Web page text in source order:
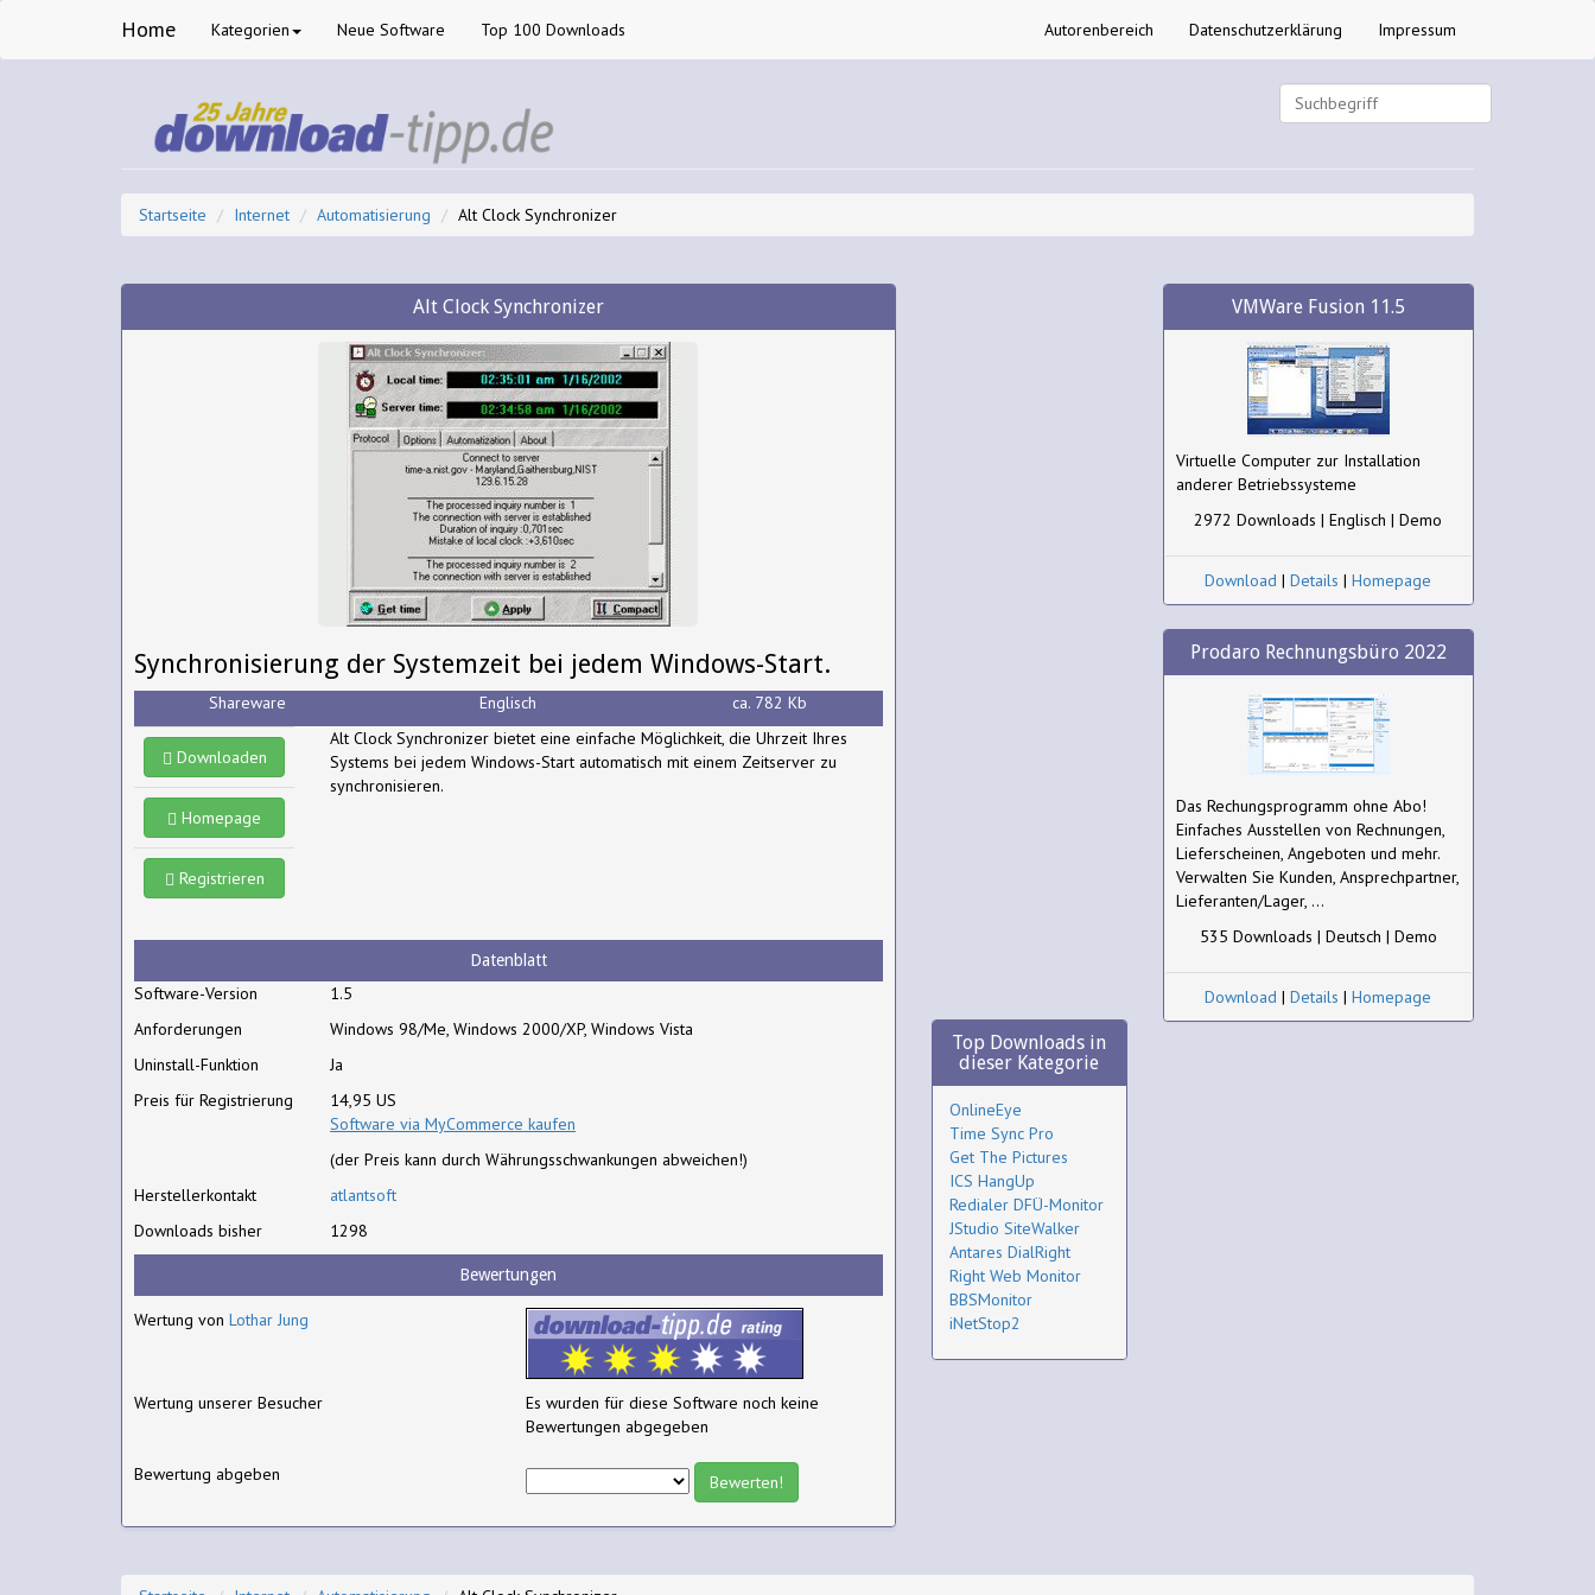
Home Kategorien Neue Software Top 100 Downloads Autorenbereich Datenschutzerklärung Impressum
Startseite Internet Automatisierung Alt Clock Synchronizer
Alt Clock Synchronizer
Synchronisierung der Systemzeit bei jedem Windows-Start.
Shareware Englisch ca. 782 Kb
Downloaden
Homepage
Registrieren
Alt Clock Synchronizer bietet eine einfache Möglichkeit, die Uhrzeit Ihres
Systems bei jedem Windows-Start automatisch mit einem Zeitserver zu
synchronisieren.
Datenblatt
Software-Version
1.5
Anforderungen
Windows 98/Me, Windows 2000/XP, Windows Vista
Uninstall-Funktion
Ja
Preis für Registrierung
14,95 US
Software via MyCommerce kaufen
(der Preis kann durch Währungsschwankungen abweichen!)
Herstellerkontakt
atlantsoft
Downloads bisher
1298
Bewertungen
Wertung von Lothar Jung
Wertung unserer Besucher
Es wurden für diese Software noch keine
Bewertungen abgegeben
Bewertung abgeben
Top Downloads in
dieser Kategorie
OnlineEye
Time Sync Pro
Get The Pictures
ICS HangUp
Redialer DFÜ-Monitor
JStudio SiteWalker
Antares DialRight
Right Web Monitor
BBSMonitor
iNetStop2
VMWare Fusion 11.5
Virtuelle Computer zur Installation
anderer Betriebssysteme
2972 Downloads | Englisch | Demo
Download |Details |Homepage
Prodaro Rechnungsbüro 2022
Das Rechungsprogramm ohne Abo!
Einfaches Ausstellen von Rechnungen,
Lieferscheinen, Angeboten und mehr.
Verwalten Sie Kunden, Ansprechpartner,
Lieferanten/Lager, ...
535 Downloads | Deutsch | Demo
Download |Details |Homepage